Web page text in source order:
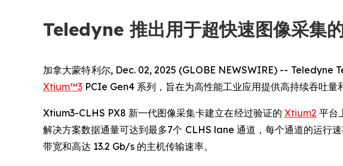
Teledyne 推出用于超快速图像采
加拿大蒙特利尔, Dec. 02, 2025 (GLOBE NEWSWIRE) -- Teledyne
Xtium™3 PCIe Gen4 系列，旨在为高性能工业应用提供高持续吞吐量
Xtium3-CLHS PX8 新一代图像采集卡建立在经过验证的 Xtium2 平台
解决方案数据通量可达到最多7个 CLHS lane 通道，每个通道的运行
带宽和高达 13.2 Gb/s 的主机传输速率。